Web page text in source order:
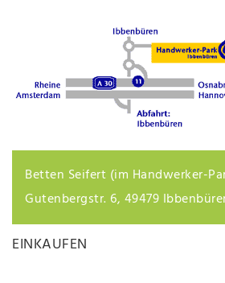
Betten Seifert (im Handwerker-
Gutenbergstr. 6, 49479
EINKAUFEN